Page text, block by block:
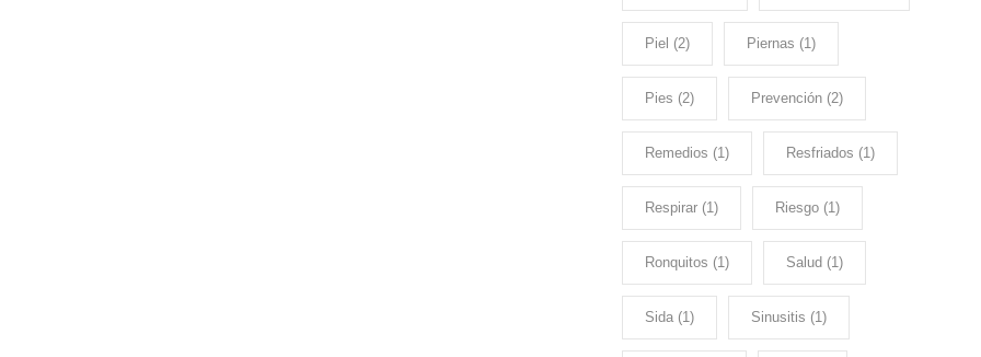
Piel (2) Piernas (1)
Pies (2) Prevención(2)
Remedios (1) Resfriados (1)
Respirar(1) Riesgo(1)
Ronquitos (1) Salud (1)
Sida(1) Sinusitis (1)